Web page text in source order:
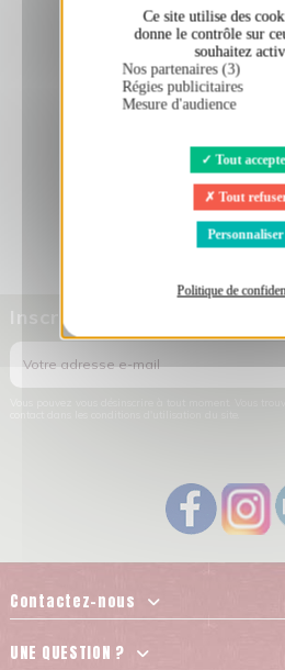
Ce site utilise des
donne le contrôle sur
souhaitez
Nos partenaires (3)
Régies publicitaires
Mesure d'audience
Tout
Tout
Personnaliser
Politique de
Contactez-nous
UNE QUESTION ?